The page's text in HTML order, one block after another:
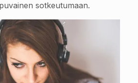
sotkeutumaan.